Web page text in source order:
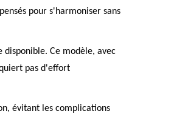
pour s'harmoniser sans
Ce modèle, avec
pas d'effort
évitant les complications